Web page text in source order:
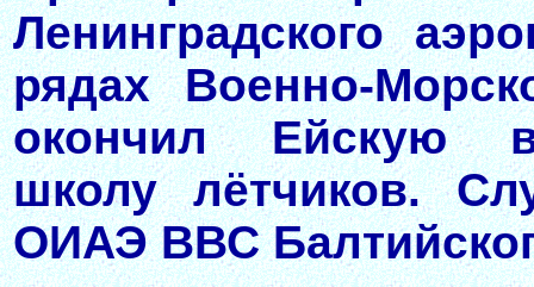
Ленинградского
рядах Военно-
окончил Ейскую
школу лётчиков.
ОИАЭ ВВС